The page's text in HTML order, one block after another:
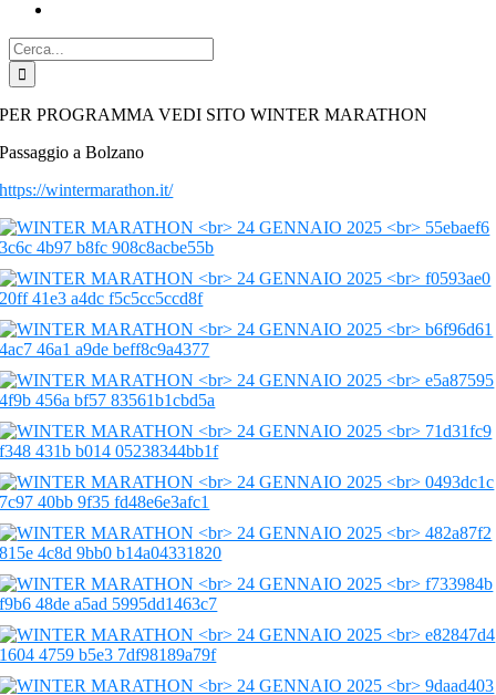
Cerca
per:
PER PROGRAMMA VEDI SITO WINTER MARATHON
Passaggio a Bolzano
https://wintermarathon.it/